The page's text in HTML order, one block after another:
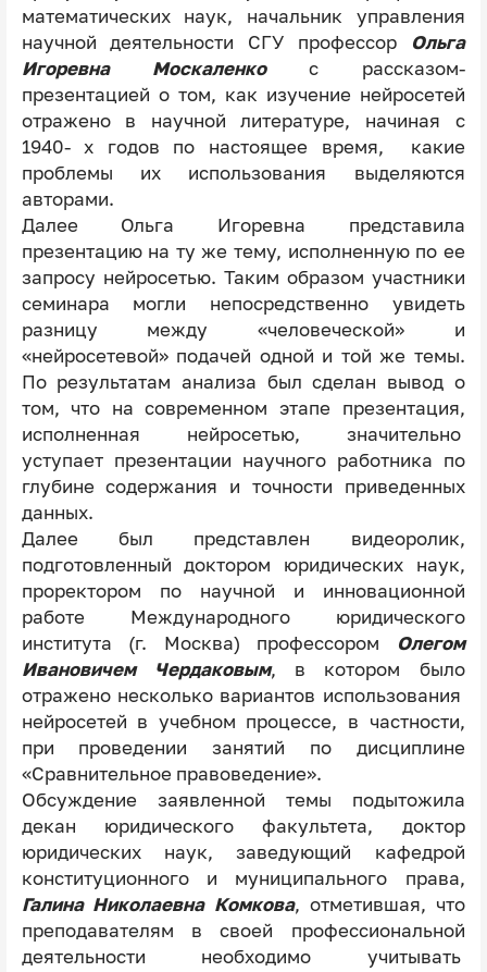
математических наук, начальник управления
научной деятельности СГУ профессор
Ольга
Игоревна Москаленкос рассказом-
презентацией о том, как изучение нейросетей
отражено в научной литературе, начиная с
1940- х годов по настоящее время, какие
проблемы их использования выделяются
авторами.
Далее Ольга Игоревна представила
презентацию на ту же тему, исполненную по ее
запросу нейросетью. Таким образом участники
семинара могли непосредственно увидеть
разницу между «человеческой» и
«нейросетевой» подачей одной и той же темы.
По результатам анализа был сделан вывод о
том, что на современном этапе презентация,
исполненная нейросетью, значительно
уступает презентации научного работника по
глубине содержания и точности приведенных
данных.
Далее был представлен видеоролик,
подготовленный доктором юридических наук,
проректором по научной и инновационной
работе Международного юридического
института (г. Москва) профессором
Олегом
Ивановичем Чердаковым, в котором было
отражено несколько вариантов использования
нейросетей в учебном процессе, в частности,
при проведении занятий по дисциплине
«Сравнительное правоведение».
Обсуждение заявленной темы подытожила
декан юридического факультета, доктор
юридических наук, заведующий кафедрой
конституционного и муниципального права,
Галина Николаевна Комкова, отметившая, что
преподавателям в своей профессиональной
деятельности необходимо учитывать